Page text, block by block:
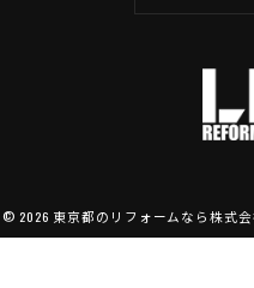
© 2026 東京都のリフォームなら株式会社